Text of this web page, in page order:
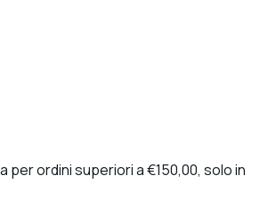
per ordini superiori a €150,00, solo in